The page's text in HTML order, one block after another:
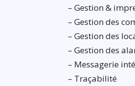
– Gestion &
– Gestion des
– Gestion des
– Gestion des
– Messagerie
– Traçabilité